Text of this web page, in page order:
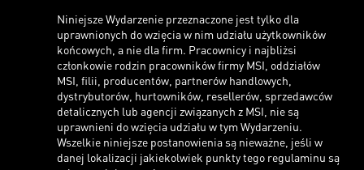
Niniejsze Wydarzenie przeznaczone jest tylko dla
uprawnionych do wzięcia w nim udziału użytkowników
końcowych, a nie dla firm. Pracownicy i najbliżsi
członkowie rodzin pracowników firmy MSI, oddziałów
MSI, filii, producentów, partnerów handlowych,
dystrybutorów, hurtowników, resellerów, sprzedawców
detalicznych lub agencji związanych z MSI, nie są
uprawnieni do wzięcia udziału w tym Wydarzeniu.
Wszelkie niniejsze postanowienia są nieważne, jeśli w
danej lokalizacji jakiekolwiek punkty tego regulaminu są